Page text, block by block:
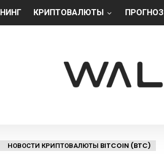
КРИПТОВАЛЮТЫ ПРОГНОЗ
НОВОСТИ КРИПТОВАЛЮТЫ BITCOIN (BTC)